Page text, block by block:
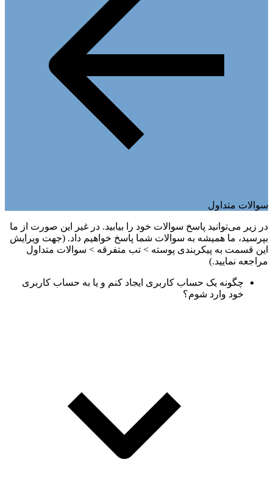
سوالات متداول
در زیر می‌توانید پاسخ سوالات خود را بیابید. در غیر این صورت از ما
بپرسید، ما همیشه به سوالات شما پاسخ خواهیم داد. (جهت ویرایش
این قسمت به پیکربندی پوسته > تب متفرقه > سوالات متداول
مراجعه نمایید.)
چگونه یک حساب کاربری ایجاد کنم و یا به حساب کاربری
خود وارد شوم؟